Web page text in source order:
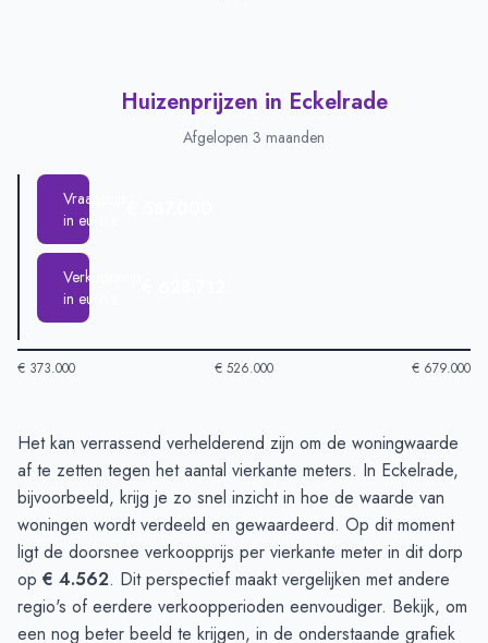
Huizenprijzen in Eckelrade
Afgelopen 3 maanden
Vraagprijs
in euro's
Verkoopprijs
in euro's
€ 373.000 € 526.000 € 679.000
Huizenprijzen in Eckelrade-Afgelopen 3 maanden
Type
Bedrag
Vraagprijs in euro's
€ 587.000
Verkoopprijs in euro's
€ 628.712
Het kan verrassend verhelderend zijn om de woningwaarde
af te zetten tegen het aantal vierkante meters. In Eckelrade,
bijvoorbeeld, krijg je zo snel inzicht in hoe de waarde van
woningen wordt verdeeld en gewaardeerd. Op dit moment
ligt de doorsnee verkoopprijs per vierkante meter in dit dorp
op € 4.562. Dit perspectief maakt vergelijken met andere
regio's of eerdere verkoopperioden eenvoudiger. Bekijk, om
een nog beter beeld te krijgen, in de onderstaande grafiek